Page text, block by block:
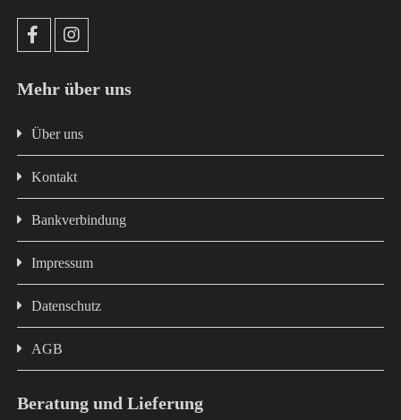
Mehr über uns
Über uns
Kontakt
Bankverbindung
Impressum
Datenschutz
AGB
Beratung und Lieferung